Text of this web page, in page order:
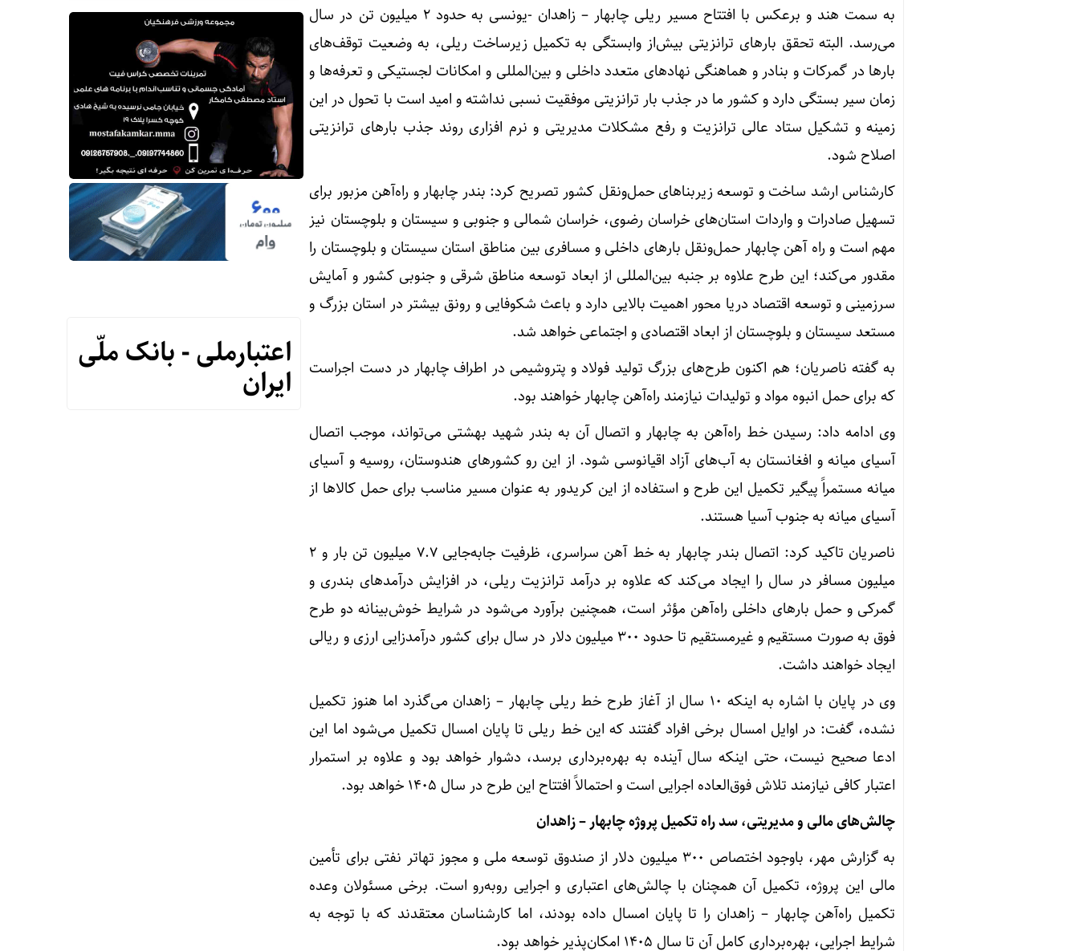
به سمت هند و برعکس با افتتاح مسیر ریلی چابهار – زاهدان -یونسی به حدود ۲ میلیون تن در سال
می‌رسد. البته تحقق بارهای ترانزیتی بیش‌از وابستگی به تکمیل زیرساخت ریلی، به وضعیت توقف‌های
بارها در گمرکات و بنادر و هماهنگی نهادهای متعدد داخلی و بین‌المللی و امکانات لجستیکی و تعرفه‌ها و
زمان سیر بستگی دارد و کشور ما در جذب بار ترانزیتی موفقیت نسبی نداشته و امید است با تحول در این
زمینه و تشکیل ستاد عالی ترانزیت و رفع مشکلات مدیریتی و نرم افزاری روند جذب بارهای ترانزیتی
اصلاح شود.
کارشناس ارشد ساخت و توسعه زیربناهای حمل‌ونقل کشور تصریح کرد: بندر چابهار و راه‌آهن مزبور برای
تسهیل صادرات و واردات استان‌های خراسان رضوی، خراسان شمالی و جنوبی و سیستان و بلوچستان نیز
مهم است و راه آهن چابهار حمل‌ونقل بارهای داخلی و مسافری بین مناطق استان سیستان و بلوچستان را
مقدور می‌کند؛ این طرح علاوه بر جنبه بین‌المللی از ابعاد توسعه مناطق شرقی و جنوبی کشور و آمایش
سرزمینی و توسعه اقتصاد دریا محور اهمیت بالایی دارد و باعث شکوفایی و رونق بیشتر در استان بزرگ و
مستعد سیستان و بلوچستان از ابعاد اقتصادی و اجتماعی خواهد شد.
به گفته ناصریان؛ هم اکنون طرح‌های بزرگ تولید فولاد و پتروشیمی در اطراف چابهار در دست اجراست
که برای حمل انبوه مواد و تولیدات نیازمند راه‌آهن چابهار خواهند بود.
وی ادامه داد: رسیدن خط راه‌آهن به چابهار و اتصال آن به بندر شهید بهشتی می‌تواند، موجب اتصال
آسیای میانه و افغانستان به آب‌های آزاد اقیانوسی شود. از این رو کشورهای هندوستان، روسیه و آسیای
میانه مستمراً پیگیر تکمیل این طرح و استفاده از این کریدور به عنوان مسیر مناسب برای حمل کالاها از
آسیای میانه به جنوب آسیا هستند.
ناصریان تاکید کرد: اتصال بندر چابهار به خط آهن سراسری، ظرفیت جابه‌جایی ۷.۷ میلیون تن بار و ۲
میلیون مسافر در سال را ایجاد می‌کند که علاوه بر درآمد ترانزیت ریلی، در افزایش درآمدهای بندری و
گمرکی و حمل بارهای داخلی راه‌آهن مؤثر است، همچنین برآورد می‌شود در شرایط خوش‌بینانه دو طرح
فوق به صورت مستقیم و غیرمستقیم تا حدود ۳۰۰ میلیون دلار در سال برای کشور درآمدزایی ارزی و ریالی
ایجاد خواهند داشت.
وی در پایان با اشاره به اینکه ۱۰ سال از آغاز طرح خط ریلی چابهار – زاهدان می‌گذرد اما هنوز تکمیل
نشده، گفت: در اوایل امسال برخی افراد گفتند که این خط ریلی تا پایان امسال تکمیل می‌شود اما این
ادعا صحیح نیست، حتی اینکه سال آینده به بهره‌برداری برسد، دشوار خواهد بود و علاوه بر استمرار
اعتبار کافی نیازمند تلاش فوق‌العاده اجرایی است و احتمالاً افتتاح این طرح در سال ۱۴۰۵ خواهد بود.
چالش‌های مالی و مدیریتی، سد راه تکمیل پروژه چابهار – زاهدان
به گزارش مهر، باوجود اختصاص ۳۰۰ میلیون دلار از صندوق توسعه ملی و مجوز تهاتر نفتی برای تأمین
مالی این پروژه، تکمیل آن همچنان با چالش‌های اعتباری و اجرایی روبه‌رو است. برخی مسئولان وعده
تکمیل راه‌آهن چابهار – زاهدان را تا پایان امسال داده بودند، اما کارشناسان معتقدند که با توجه به
شرایط اجرایی، بهره‌برداری کامل آن تا سال ۱۴۰۵ امکان‌پذیر خواهد بود.
اعتبارملی - بانک ملّی
ایران